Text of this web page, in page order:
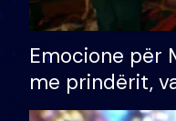
Emocione për
me prindërit,